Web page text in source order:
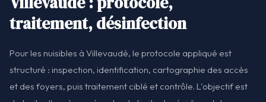
traitement, désinfection
Pour les nuisibles à Villevaudé, le protocole appliqué est
structuré : inspection, identification, cartographie des accès
et des foyers, puis traitement ciblé et contrôle. L'objectif est